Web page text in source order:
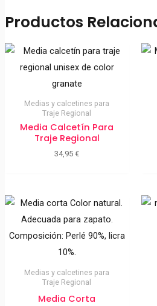
Productos
Medias y calcetines para
Traje Regional
Media Calcetín Para
Traje Regional
34,95€
Medias y calcetines para
Traje Regional
Media Corta